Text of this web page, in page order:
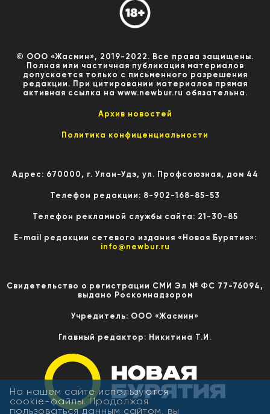
© ООО «Жасмин», 2019-2022. Все права защищены.
Полная или частичная публикация материалов
допускается только с письменного разрешения
редакции. При цитировании материалов прямая
активная ссылка на www.newbur.ru обязательна.
Архив новостей
Политика конфиценциальности
Адрес: 670000, г. Улан-Удэ, ул. Профсоюзная, дом 44
Телефон редакции: 8-902-168-85-53
Телефон рекламной службы сайта: 21-30-85
E-mail редакции сетевого издания «Новая Бурятия»:
info@newbur.ru
Свидетельство о регистрации СМИ Эл № ФС 77-76094,
выдано Роскомнадзором
Учредитель: ООО «Жасмин»
Главный редактор: Никитина Т.И.
На нашем сайте используются
cookie-файлы. Продолжая
пользоваться данным сайтом, вы